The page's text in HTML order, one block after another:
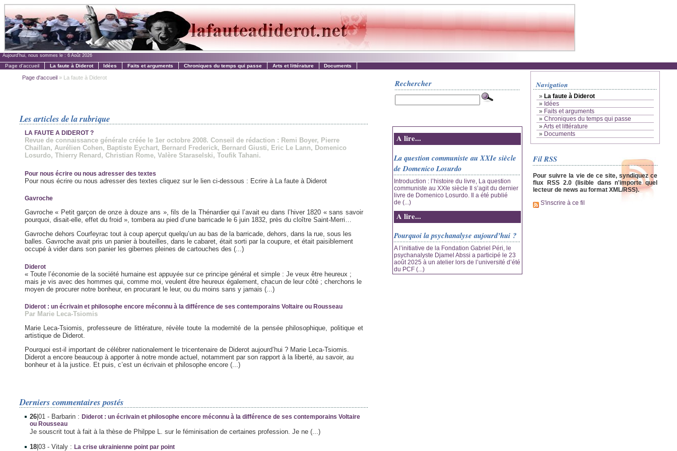
Aujourd'hui, nous sommes le : 6 Août 2026
Page d'accueil La faute à Diderot Idées Faits et arguments Chroniques du temps qui passe Arts et littérature Documents
Page d'accueil» La faute à Diderot
Les articles de la rubrique
LA FAUTE A DIDEROT ?
Revue de connaissance générale créée le 1er octobre 2008. Conseil de rédaction : Remi Boyer, Pierre
Chaillan, Aurélien Cohen, Baptiste Eychart, Bernard Frederick, Bernard Giusti, Eric Le Lann, Domenico
Losurdo, Thierry Renard, Christian Rome, Valère Staraselski, Toufik Tahani.
Pour nous écrire ou nous adresser des textes
Pour nous écrire ou nous adresser des textes cliquez sur le lien ci-dessous : Ecrire à La faute à Diderot
Gavroche
Gavroche « Petit garçon de onze à douze ans », fils de la Thénardier qui l’avait eu dans l’hiver 1820 « sans savoir
pourquoi, disait-elle, effet du froid », tombera au pied d’une barricade le 6 juin 1832, près du cloître Saint-Merri…
Gavroche dehors Courfeyrac tout à coup aperçut quelqu’un au bas de la barricade, dehors, dans la rue, sous les
balles. Gavroche avait pris un panier à bouteilles, dans le cabaret, était sorti par la coupure, et était paisiblement
occupé à vider dans son panier les gibernes pleines de cartouches des (...)
Diderot
« Toute l’économie de la société humaine est appuyée sur ce principe général et simple : Je veux être heureux ;
mais je vis avec des hommes qui, comme moi, veulent être heureux également, chacun de leur côté ; cherchons le
moyen de procurer notre bonheur, en procurant le leur, ou du moins sans y jamais (...)
Diderot : un écrivain et philosophe encore méconnu à la différence de ses contemporains Voltaire ou Rousseau
Par Marie Leca-Tsiomis
Marie Leca-Tsiomis, professeure de littérature, révèle toute la modernité de la pensée philosophique, politique et
artistique de Diderot.
Pourquoi est-il important de célébrer nationalement le tricentenaire de Diderot aujourd’hui ? Marie Leca-Tsiomis.
Diderot a encore beaucoup à apporter à notre monde actuel, notamment par son rapport à la liberté, au savoir, au
bonheur et à la justice. Et puis, c’est un écrivain et philosophe encore (...)
Derniers commentaires postés
26|01- Barbarin : Diderot : un écrivain et philosophe encore méconnu à la différence de ses contemporains Voltaire
ou Rousseau
Je souscrit tout à fait à la thèse de Philppe L. sur le féminisation de certaines profession. Je ne (...)
18|03- Vitaly : La crise ukrainienne point par point
Navigation
» La faute à Diderot
» Idées
» Faits et arguments
» Chroniques du temps qui passe
»Arts et littérature
» Documents
Fil RSS
Pour suivre la vie de ce site, syndiquez ce
flux RSS 2.0 (lisible dans n'importe quel
lecteur de news au format XML/RSS).
S'inscrire à ce fil
Rechercher
A lire...
La question communiste au XXIe siècle
de Domenico Losurdo
Introduction : l’histoire du livre, La question
communiste au XXIe siècle Il s’agit du dernier
livre de Domenico Losurdo. Il a été publié
de (...)
A lire...
Pourquoi la psychanalyse aujourd’hui ?
A l’initiative de la Fondation Gabriel Péri, le
psychanalyste Djamel Abssi a participé le 23
août 2025 à un atelier lors de l’université d’été
du PCF (...)